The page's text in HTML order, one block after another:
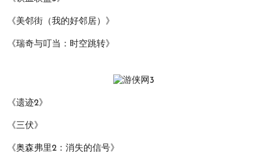
《美邻街（我的好邻居）》
《瑞奇与叮当：时空跳转》
《遗迹2》
《三伏》
《奥森弗里2：消失的信号》